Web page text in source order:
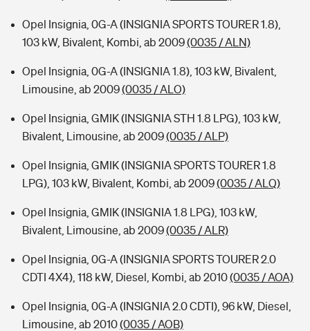
Opel Insignia, 0G-A (INSIGNIA SPORTS TOURER 1.8),
103 kW, Bivalent, Kombi, ab 2009(0035 / ALN)
Opel Insignia, 0G-A (INSIGNIA 1.8), 103 kW, Bivalent,
Limousine, ab 2009(0035 / ALO)
Opel Insignia, GMIK (INSIGNIA STH 1.8 LPG), 103 kW,
Bivalent, Limousine, ab 2009(0035 / ALP)
Opel Insignia, GMIK (INSIGNIA SPORTS TOURER 1.8
LPG), 103 kW, Bivalent, Kombi, ab 2009(0035 / ALQ)
Opel Insignia, GMIK (INSIGNIA 1.8 LPG), 103 kW,
Bivalent, Limousine, ab 2009(0035 / ALR)
Opel Insignia, 0G-A (INSIGNIA SPORTS TOURER 2.0
CDTI 4X4), 118 kW, Diesel, Kombi, ab 2010(0035 / AOA)
Opel Insignia, 0G-A (INSIGNIA 2.0 CDTI), 96 kW, Diesel,
Limousine, ab 2010(0035 / AOB)